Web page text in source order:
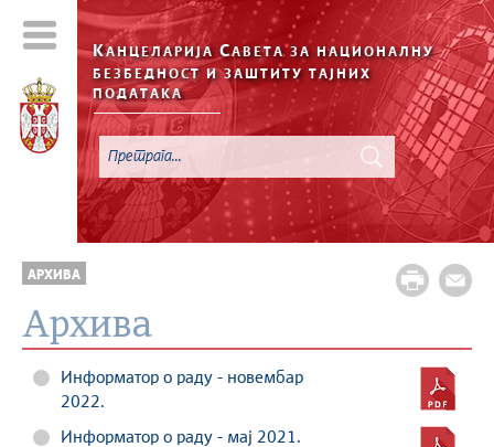
КАНЦЕЛАРИЈА САВЕТА ЗА НАЦИОНАЛНУ
БЕЗБЕДНОСТ И ЗАШТИТУ ТАЈНИХ
ПОДАТАКА
АРХИВА
Архива
Информатор о раду - новембар
2022.
Информатор о раду - мај 2021.